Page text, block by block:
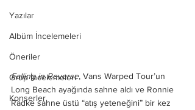
Yazılar
Albüm İncelemeleri
Öneriler
Grup İncelemeleri
Konserler
Falling in Reverse, Vans Warped Tour’un
Long Beach ayağında sahne aldı ve Ronnie
Radke sahne üstü “atış yeteneğini” bir kez